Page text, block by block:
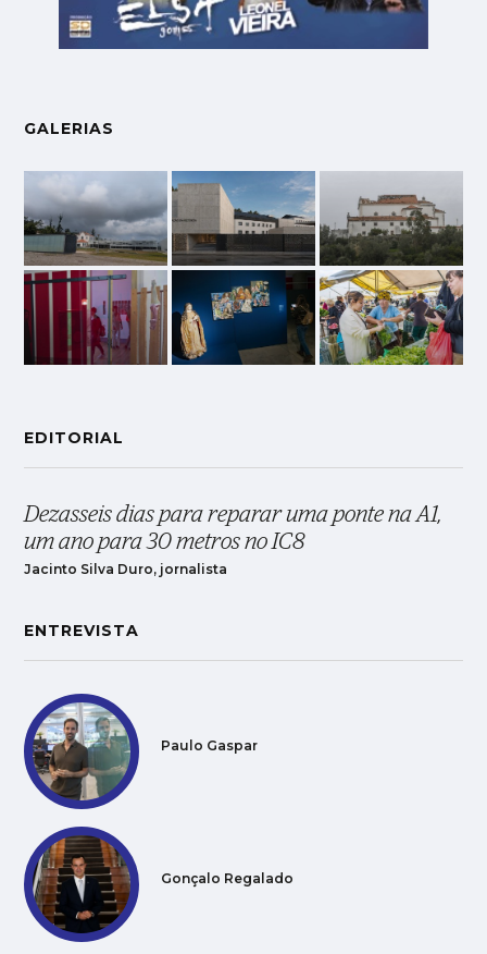
GALERIAS
EDITORIAL
Dezasseis dias para reparar uma ponte na A1,
um ano para 30 metros no IC8
Jacinto Silva Duro, jornalista
ENTREVISTA
Paulo Gaspar
Gonçalo Regalado